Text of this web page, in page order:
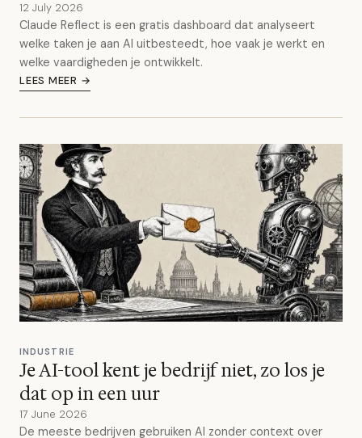
12 July 2026
Claude Reflect is een gratis dashboard dat analyseert
welke taken je aan AI uitbesteedt, hoe vaak je werkt en
welke vaardigheden je ontwikkelt.
LEES MEER →
INDUSTRIE
Je AI-tool kent je bedrijf niet, zo los je
dat op in een uur
17 June 2026
De meeste bedrijven gebruiken AI zonder context over